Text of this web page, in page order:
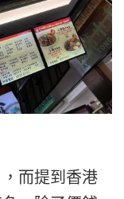
而提到香港